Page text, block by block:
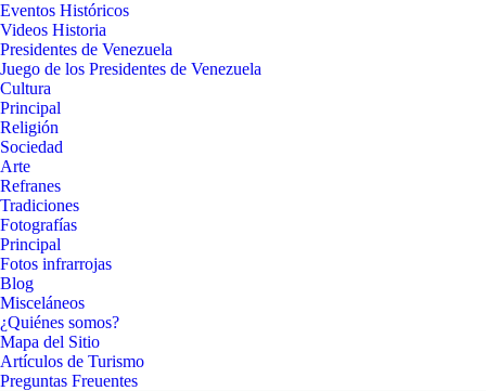
Eventos Históricos
Videos Historia
Presidentes de Venezuela
Juego de los Presidentes de Venezuela
Cultura
Principal
Religión
Sociedad
Arte
Refranes
Tradiciones
Fotografías
Principal
Fotos infrarrojas
Blog
Misceláneos
¿Quiénes somos?
Mapa del Sitio
Artículos de Turismo
Preguntas Freuentes